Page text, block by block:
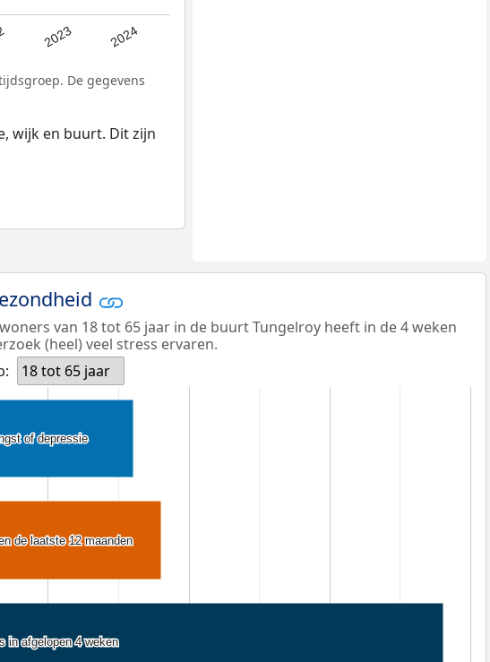
2023 2024
De gegevens
wijk en buurt. Dit zijn
van 18 tot 65 jaar in de buurt Tungelroy heeft in de 4 weken
(heel) veel stress ervaren.
18 tot 65 jaar
of depressie
of depressie
de laatste 12 maanden
de laatste 12 maanden
in afgelopen 4 weken
in afgelopen 4 weken